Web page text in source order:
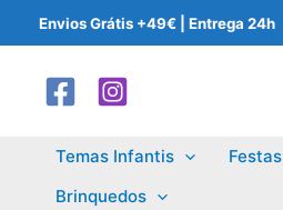
to
content
Envios Grátis +49€ | Entrega 24h
Temas Infantis Festas
Brinquedos